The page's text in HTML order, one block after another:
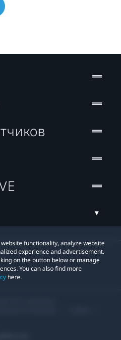
functionality, analyze website
experience and advertisement.
on the button below or manage
You can also find more
here.